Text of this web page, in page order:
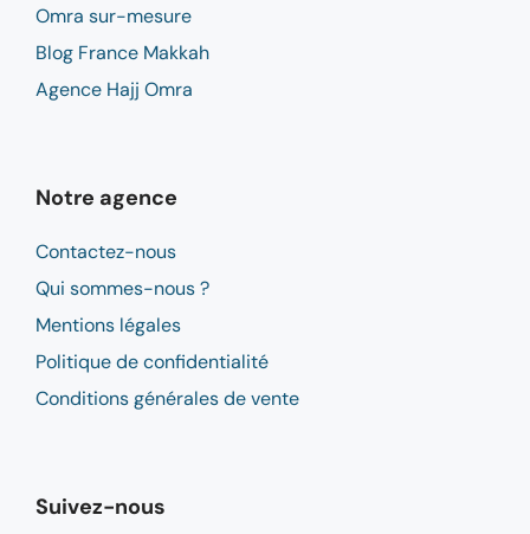
Omra sur-mesure
Blog France Makkah
Agence Hajj Omra
Notre agence
Contactez-nous
Qui sommes-nous ?
Mentions légales
Politique de confidentialité
Conditions générales de vente
Suivez-nous